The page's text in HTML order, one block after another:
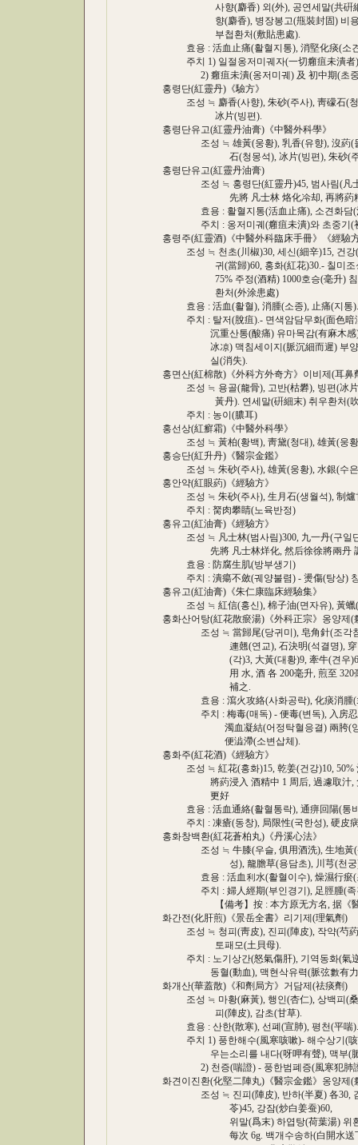
사향(麝香) 외(外), 공연세말(共硏細末
향(麝香), 병장봉고(甁裝封固) 비용(備
부첩환처(敷貼患處).
효용 : 活血止痛(활혈지통), 消堅化痰(소
주치 1) 일절옹저미궤자(一切癰疽未潰者
2) 癰疽未潰(옹저미궤) 及 初中期(초중
홍령단(紅靈丹)《驗方》
조성 ≒ 麝香(사향), 朱砂(주사), 靑礞石(청
冰片(빙편).
홍령단유고(紅靈丹油膏)《中醫外科學》
조성 ≒ 雄黃(웅황), 乳香(유향), 沒葯(몰
石(청몽석), 冰片(빙편), 朱砂(주사
홍령단유고(紅靈丹油膏)
조성 ≒ 홍령단(紅靈丹)45, 범사림(凡士
先將 凡士林 烙化冷却, 再將葯粉
효용 : 활혈지통(活血止痛), 소견화담(
주치 : 옹저미궤(癰疽未潰)와 초중기(初
홍령주(紅靈酒)《中醫外科臨床手冊》《經驗
조성 ≒ 천초(川椒)30, 세신(細辛)15, 건강(
귀(當歸)60, 홍화(紅花)30.- 칠미조성
75% 주정(酒精) 1000호승(毫升) 침포(
환처(外涂患處)
효용 : 活血(활혈), 消腫(소종), 止痛(지통).
주치 : 탈저(脫疽).- 면색암담무화(面色暗
沉重산통(酸痛) 유마목감(有麻木感) 국
冰凉) 맥침세이지(脈沉細而遲) 부양맥(
실(消失).
홍면산(紅棉散)《外科方外奇方》이비제(耳鼻
조성 ≒ 용골(龍骨), 고반(枯礬), 빙편(冰片
黃丹). 연세말(硏細末) 취우환처(吹
주치 : 농이(膿耳)
홍선상(紅癬霜)《中醫外科學》
조성 ≒ 黃柏(황백), 靑黛(청대), 雄黃(웅황
홍승단(紅升丹)《醫宗金鑑》
조성 ≒ 朱砂(주사), 雄黃(웅황), 水銀(수은
홍안약(紅眼葯)《經驗方》
조성 ≒ 朱砂(주사), 生月石(생월석), 制爐
주치 : 胬肉攀睛(노육반정)
홍유고(紅油膏)《經驗方》
조성 ≒ 凡士林(범사림)300, 九一丹(구일단
先將 凡士林烊化, 然后徐徐將兩丹 調
효용 : 防腐生肌(방부생기)
주치 : 潰瘍不斂(궤양불렴) - 燙傷(탕상) 창
홍유고(紅油膏)《朱仁康臨床經驗集》
조성 ≒ 紅信(홍신), 棉子油(면자유), 黃蠟(
홍화산어탕(紅花散瘀湯)《外科正宗》옹양제(
조성 ≒ 當歸尾(당귀미), 皂角針(조각침),
連翹(연교), 石決明(석결명), 穿山甲(
(각)3, 大黃(대황)9, 牽牛(견우
用 水, 酒 各 200毫升, 煎至 320毫升
補之.
효용 : 瀉火攻絡(사화공락), 化痰消腫(
주치 : 梅毒(매독) - 便毒(변독), 入房忍精
濁血凝結(어정탁혈응결) 兩胯(양쪽
便澁滯(소변삽체).
홍화주(紅花酒)《經驗方》
조성 ≒ 紅花(홍화)15, 乾姜(건강)10, 50%
將葯浸入 酒精中 1 周后, 過濾取汁, 兌
更好
효용 : 活血通絡(활혈통락), 通痹回陽(통
주치 : 凍瘡(동창), 局限性(국한성), 硬皮病
홍화창백환(紅花蒼柏丸)《丹溪心法》
조성 ≒ 牛膝(우슬, 俱用酒洗), 生地黃(생
성), 龍膽草(용담초), 川芎(천궁) 各
효용 : 活血利水(활혈이수), 燥濕行瘀(
주치 : 婦人經期(부인경기), 足脛腫(족
【備考】按 : 本方原无方名, 据《醫
화간전(化肝煎)《景岳全書》리기제(理氣劑)
조성 ≒ 청피(靑皮), 진피(陣皮), 작약(芍葯
토패모(土貝母).
주치 : 노기상간(怒氣傷肝), 기역동화(氣逆
동혈(動血), 맥현삭유력(脈弦數有
화개산(華蓋散)《和劑局方》거담제(祛痰劑)
조성 ≒ 마황(麻黃), 행인(杏仁), 상백피(桑
피(陣皮), 감초(甘草).
효용 : 산한(散寒), 선폐(宣肺), 평천(平喘).
주치 1) 풍한해수(風寒咳嗽)- 해수상기(咳
우는소리를 내다(呀呷有聲), 맥부(
2) 천증(喘證) - 풍한범폐증(風寒犯肺
화견이진환(化堅二陣丸)《醫宗金鑑》옹양제(
조성 ≒ 진피(陣皮), 반하(半夏) 各30, 감
苓)45, 강잠(炒白姜蚕)60,
위말(爲末) 하엽탕(荷葉湯) 위환(爲
每次 6g. 백개수송하(白開水送